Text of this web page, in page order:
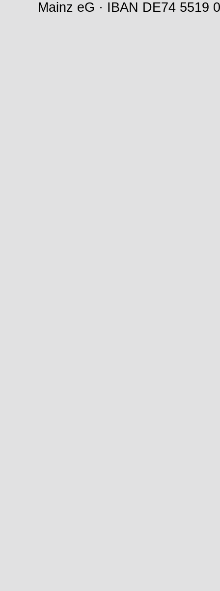
Mainz eG · IBAN DE74 5519